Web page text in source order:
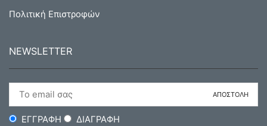
Πολιτική Επιστροφών
NEWSLETTER
ΕΓΓΡΑΦΗ
ΔΙΑΓΡΑΦΗ